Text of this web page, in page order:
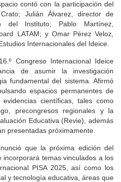
contó con la participación del
Julián Álvarez, director de
del Instituto; Pablo Martínez,
LATAM; y Omar Pérez Veloz,
Internacionales del Ideice.
Congreso Internacional Ideice
de asumir la investigación
fundamental del sistema. Afirmó
espacios permanentes de
científicas, tales como
precongresos regionales y la
Educativa (Revie), además
presentadas próximamente.
que la próxima edición del
incorporará temas vinculados a los
PISA 2025, así como los
y tecnología educativa, áreas que